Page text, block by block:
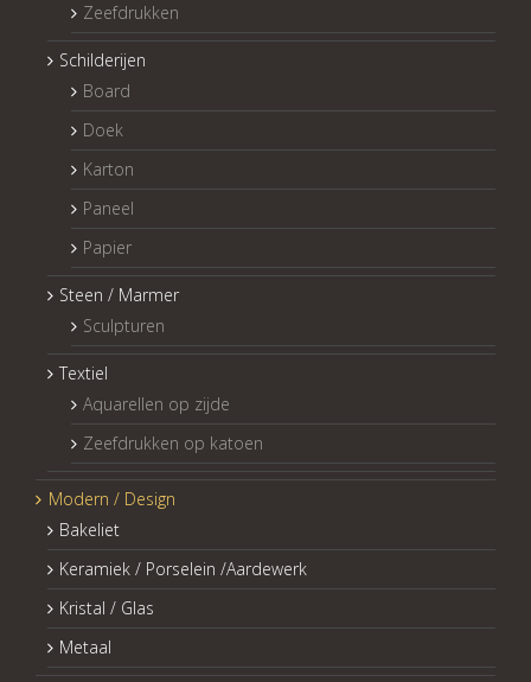
Zeefdrukken
Schilderijen
Board
Doek
Karton
Paneel
Papier
Steen / Marmer
Sculpturen
Textiel
Aquarellen op zijde
Zeefdrukken op katoen
Modern / Design
Bakeliet
Keramiek / Porselein /Aardewerk
Kristal / Glas
Metaal